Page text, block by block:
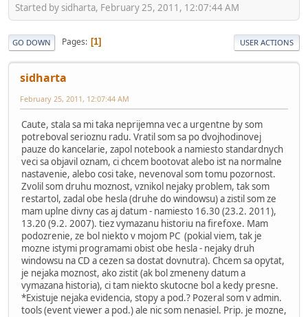
Started by sidharta, February 25, 2011, 12:07:44 AM
GO DOWN Pages 1 USER ACTIONS
sidharta
February 25, 2011, 12:07:44 AM
Caute, stala sa mi taka neprijemna vec a urgentne by som
potreboval serioznu radu. Vratil som sa po dvojhodinovej
pauze do kancelarie, zapol notebook a namiesto standardnych
veci sa objavil oznam, ci chcem bootovat alebo ist na normalne
nastavenie, alebo cosi take, nevenoval som tomu pozornost.
Zvolil som druhu moznost, vznikol nejaky problem, tak som
restartol, zadal obe hesla (druhe do windowsu) a zistil som ze
mam uplne divny cas aj datum - namiesto 16.30 (23.2. 2011),
13.20 (9.2. 2007). tiez vymazanu historiu na firefoxe. Mam
podozrenie, ze bol niekto v mojom PC (pokial viem, tak je
mozne istymi programami obist obe hesla - nejaky druh
windowsu na CD a cezen sa dostat dovnutra). Chcem sa opytat,
je nejaka moznost, ako zistit (ak bol zmeneny datum a
vymazana historia), ci tam niekto skutocne bol a kedy presne.
*Existuje nejaka evidencia, stopy a pod.? Pozeral som v admin.
tools (event viewer a pod.) ale nic som nenasiel. Prip. je mozne,